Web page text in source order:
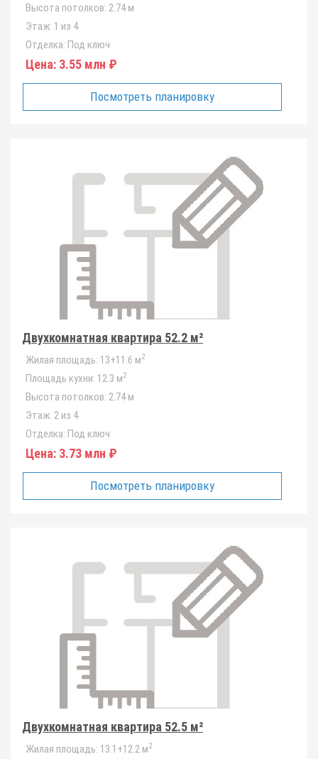
Высота потолков: 2.74 м
Этаж: 1 из 4
Отделка: Под ключ
Цена: 3.55 млн ₽
Посмотреть планировку
Двухкомнатная квартира 52.2 м²
Жилая площадь: 13+11.6 м2
Площадь кухни: 12.3 м2
Высота потолков: 2.74 м
Этаж: 2 из 4
Отделка: Под ключ
Цена: 3.73 млн ₽
Посмотреть планировку
Двухкомнатная квартира 52.5 м²
Жилая площадь: 13.1+12.2 м2